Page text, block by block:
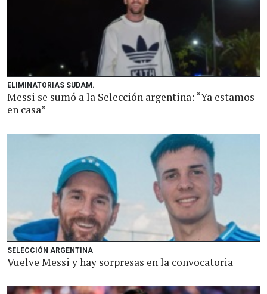
ELIMINATORIAS SUDAM.
Messi se sumó a la Selección argentina: “Ya estamos
en casa”
SELECCIÓN ARGENTINA
Vuelve Messi y hay sorpresas en la convocatoria